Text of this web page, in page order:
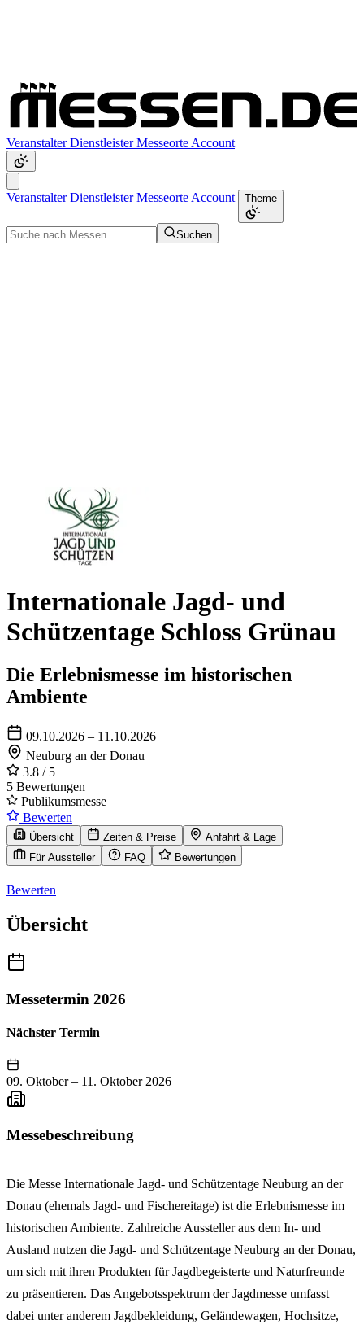
VeranstalterDienstleisterMesseorte Account
VeranstalterDienstleisterMesseorte Account Theme
Suchen
Internationale Jagd- und
Schützentage Schloss Grünau
Die Erlebnismesse im historischen
Ambiente
09.10.2026 – 11.10.2026
Neuburg an der Donau
3.8 / 5
5 Bewertungen
Publikumsmesse
Bewerten
Übersicht Zeiten & Preise
Anfahrt & Lage
Für Aussteller
FAQ Bewertungen
Bewerten
Übersicht
Messetermin 2026
Nächster Termin
09. Oktober – 11. Oktober 2026
Messebeschreibung
Die Messe Internationale Jagd- und Schützentage Neuburg an der
Donau (ehemals Jagd- und Fischereitage) ist die Erlebnismesse im
historischen Ambiente. Zahlreiche Aussteller aus dem In- und
Ausland nutzen die Jagd- und Schützentage Neuburg an der Donau,
um sich mit ihren Produkten für Jagdbegeisterte und Naturfreunde
zu präsentieren. Das Angebotsspektrum der Jagdmesse umfasst
dabei unter anderem Jagdbekleidung, Geländewagen, Hochsitze,